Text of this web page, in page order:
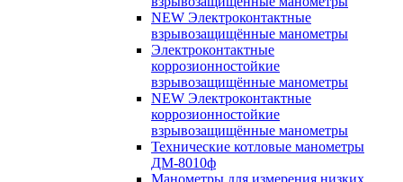
NEW Электроконтактные
взрывозащищённые манометры
Электроконтактные
коррозионностойкие
взрывозащищённые манометры
NEW Электроконтактные
коррозионностойкие
взрывозащищённые манометры
Технические котловые манометры
ДМ-8010ф
Манометры для измерения низких